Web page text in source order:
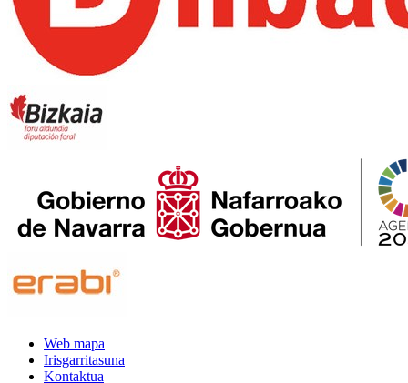
Web mapa
Irisgarritasuna
Kontaktua